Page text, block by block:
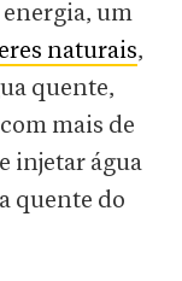
energia, um
naturais,
quente,
mais de
injetar água
quente do